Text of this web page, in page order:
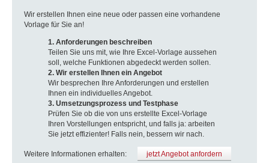
Wir erstellen Ihnen eine neue oder passen eine vorhandene
Vorlage für Sie an!
1. Anforderungen beschreiben
Teilen Sie uns mit, wie Ihre Excel-Vorlage aussehen
soll, welche Funktionen abgedeckt werden sollen.
2. Wir erstellen Ihnen ein Angebot
Wir besprechen Ihre Anforderungen und erstellen
Ihnen ein individuelles Angebot.
3. Umsetzungsprozess und Testphase
Prüfen Sie ob die von uns erstellte Excel-Vorlage
Ihren Vorstellungen entspricht, und falls ja: arbeiten
Sie jetzt effizienter! Falls nein, bessern wir nach.
Weitere Informationen erhalten: jetzt Angebot anfordern